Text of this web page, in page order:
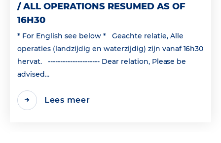
/ ALL OPERATIONS RESUMED AS OF
16H30
* For English see below * Geachte relatie, Alle
operaties (landzijdig en waterzijdig) zijn vanaf 16h30
hervat. --------------------- Dear relation, Please be
advised...
Lees meer